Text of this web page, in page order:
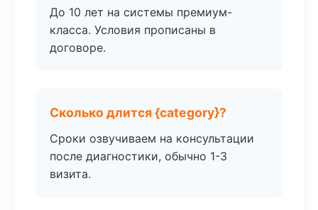
До 10 лет на системы премиум-
класса. Условия прописаны в
договоре.
Сколько длится {category}?
Сроки озвучиваем на консультации
после диагностики, обычно 1-3
визита.